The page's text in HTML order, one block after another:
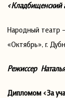
«Кладбищенский
Народный театр
«Октябрь», г.
Режиссер
Дипломом «За